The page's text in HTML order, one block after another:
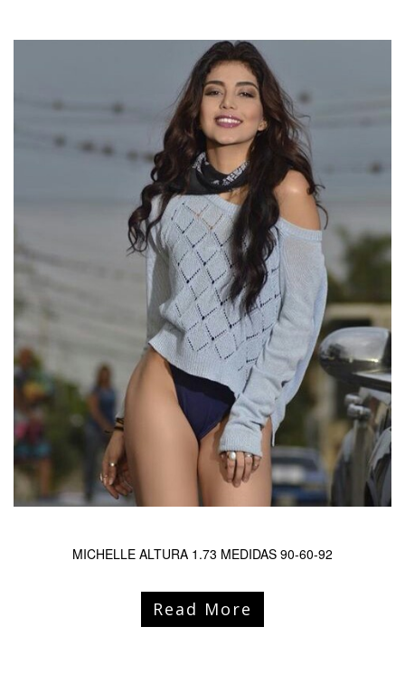
MICHELLE ALTURA 1.73 MEDIDAS 90-60-92
Read More